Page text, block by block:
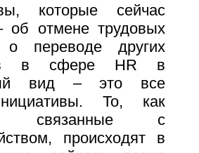
которые сейчас
об отмене трудовых
переводе других
в сфере HR в
вид – это все
То, как
связанные с
происходят в